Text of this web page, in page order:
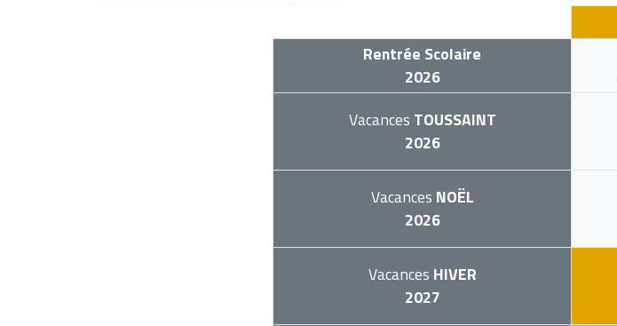
Rentrée Scolaire
2026
Vacances TOUSSAINT
2026
Vacances NOËL
2026
Vacances HIVER
2027